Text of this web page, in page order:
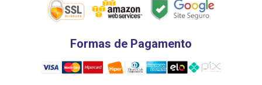
Formas de Pagamento